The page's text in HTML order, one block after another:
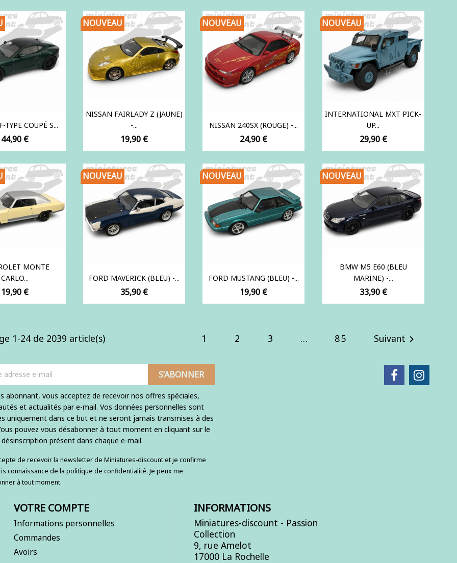
TYPE COUPÉ S...
Prix
44,90 €
NISSAN FAIRLADY Z (JAUNE)
-...
Prix
19,90 €
NOUVEAU
NISSAN 240SX (ROUGE) -...
Prix
24,90 €
NOUVEAU
INTERNATIONAL MXT PICK-
UP...
Prix
29,90 €
NOUVEAU
MONTE
CARLO...
Prix
19,90 €
FORD MAVERICK (BLEU) -...
Prix
35,90 €
NOUVEAU
FORD MUSTANG (BLEU) -...
Prix
19,90 €
NOUVEAU
BMW M5 E60 (BLEU
MARINE) -...
Prix
33,90 €
NOUVEAU
1-24 de 2039 article(s) 1 2 3 … 85 Suivant 
abonnant, vous acceptez de recevoir nos offres spéciales,
et actualités par e-mail. Vos données personnelles sont
uniquement dans ce but et ne seront jamais transmises à des
pouvez vous désabonner à tout moment en cliquant sur le
présent dans chaque e-mail.
de recevoir la newsletter de Miniatures-discount et je confirme
connaissance de la politique de confidentialité. Je peux me
à tout moment.
VOTRE COMPTE
Informations personnelles
Commandes
Avoirs
INFORMATIONS
Miniatures-discount - Passion
Collection
9, rue Amelot
17000 La Rochelle